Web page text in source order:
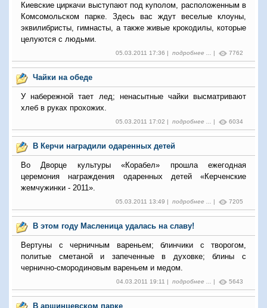
Киевские циркачи выступают под куполом, расположенным в
Комсомольском парке. Здесь вас ждут веселые клоуны,
эквилибристы, гимнасты, а также живые крокодилы, которые
целуются с людьми.
05.03.2011 17:36 | подробнее ... | 7762
Чайки на обеде
У набережной тает лед; ненасытные чайки высматривают
хлеб в руках прохожих.
05.03.2011 17:02 | подробнее ... | 6034
В Керчи наградили одаренных детей
Во Дворце культуры «Корабел» прошла ежегодная
церемония награждения одаренных детей «Керченские
жемчужинки - 2011».
05.03.2011 13:49 | подробнее ... | 7205
В этом году Масленица удалась на славу!
Вертуны с черничным вареньем; блинчики с творогом,
политые сметаной и запеченные в духовке; блины с
чернично-смородиновым вареньем и медом.
04.03.2011 19:11 | подробнее ... | 5643
В аршинцевском парке